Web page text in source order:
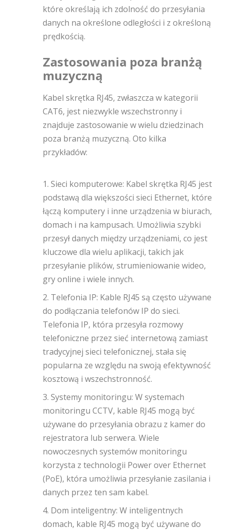
które określają ich zdolność do przesyłania
danych na określone odległości i z określoną
prędkością.
Zastosowania poza branżą
muzyczną
Kabel skrętka RJ45, zwłaszcza w kategorii
CAT6, jest niezwykle wszechstronny i
znajduje zastosowanie w wielu dziedzinach
poza branżą muzyczną. Oto kilka
przykładów:
1. Sieci komputerowe: Kabel skrętka RJ45 jest
podstawą dla większości sieci Ethernet, które
łączą komputery i inne urządzenia w biurach,
domach i na kampusach. Umożliwia szybki
przesył danych między urządzeniami, co jest
kluczowe dla wielu aplikacji, takich jak
przesyłanie plików, strumieniowanie wideo,
gry online i wiele innych.
2. Telefonia IP: Kable RJ45 są często używane
do podłączania telefonów IP do sieci.
Telefonia IP, która przesyła rozmowy
telefoniczne przez sieć internetową zamiast
tradycyjnej sieci telefonicznej, stała się
popularna ze względu na swoją efektywność
kosztową i wszechstronność.
3. Systemy monitoringu: W systemach
monitoringu CCTV, kable RJ45 mogą być
używane do przesyłania obrazu z kamer do
rejestratora lub serwera. Wiele
nowoczesnych systemów monitoringu
korzysta z technologii Power over Ethernet
(PoE), która umożliwia przesyłanie zasilania i
danych przez ten sam kabel.
4. Dom inteligentny: W inteligentnych
domach, kable RJ45 mogą być używane do